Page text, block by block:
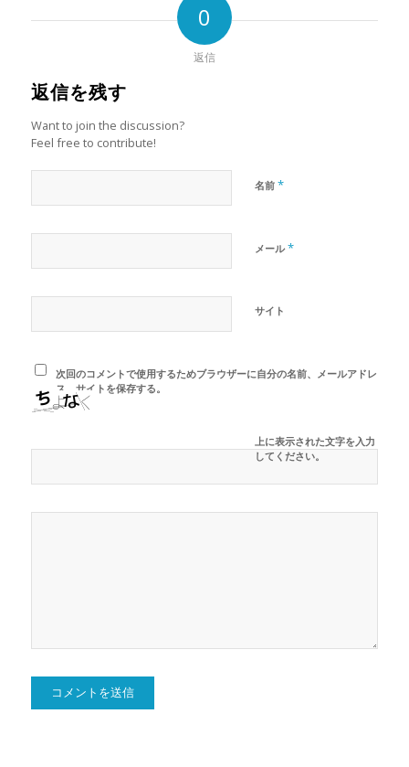
0
返信
返信を残す
Want to join the discussion?
Feel free to contribute!
名前 *
メール*
サイト
次回のコメントで使用するためブラウザーに自分の名前、メールアドレ
ス、サイトを保存する。
上に表示された文字を入力
してください。